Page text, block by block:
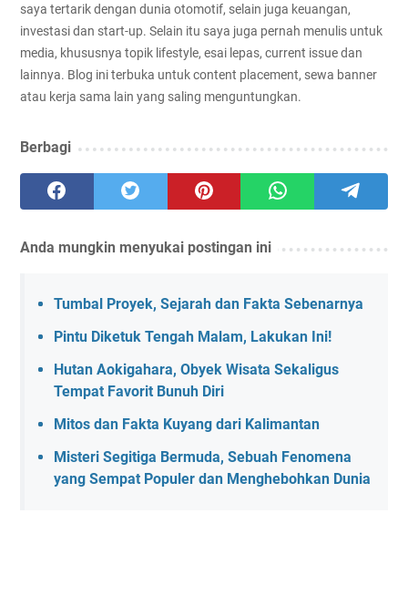
saya tertarik dengan dunia otomotif, selain juga keuangan,
investasi dan start-up. Selain itu saya juga pernah menulis untuk
media, khususnya topik lifestyle, esai lepas, current issue dan
lainnya. Blog ini terbuka untuk content placement, sewa banner
atau kerja sama lain yang saling menguntungkan.
Berbagi
Anda mungkin menyukai postingan ini
Tumbal Proyek, Sejarah dan Fakta Sebenarnya
Pintu Diketuk Tengah Malam, Lakukan Ini!
Hutan Aokigahara, Obyek Wisata Sekaligus
Tempat Favorit Bunuh Diri
Mitos dan Fakta Kuyang dari Kalimantan
Misteri Segitiga Bermuda, Sebuah Fenomena
yang Sempat Populer dan Menghebohkan Dunia